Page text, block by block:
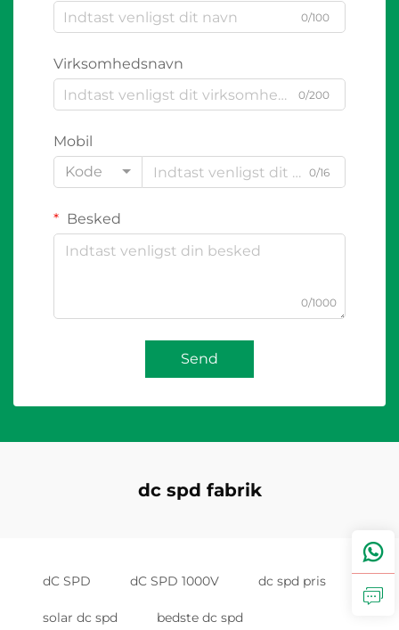
0/100
Virksomhedsnavn
0/200
Mobil
Kode
0/16
Besked
0/1000
Send
dc spd fabrik
dC SPD dC SPD 1000V dc spd pris
solar dc spd bedste dc spd